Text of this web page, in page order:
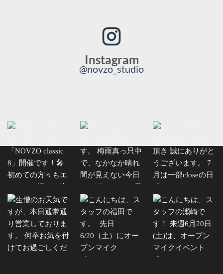
Instagram
@novzo_studio